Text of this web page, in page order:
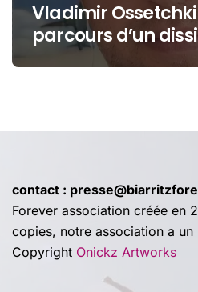
Vladimir
parcours d’un
protection
contact :
Forever association créée en
copies, notre association a
Copyright Onickz Artworks